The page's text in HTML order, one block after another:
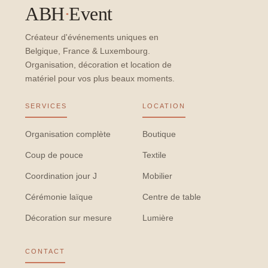
ABH·Event
Créateur d'événements uniques en
Belgique, France & Luxembourg.
Organisation, décoration et location de
matériel pour vos plus beaux moments.
SERVICES
Organisation complète
Coup de pouce
Coordination jour J
Cérémonie laïque
Décoration sur mesure
LOCATION
Boutique
Textile
Mobilier
Centre de table
Lumière
CONTACT